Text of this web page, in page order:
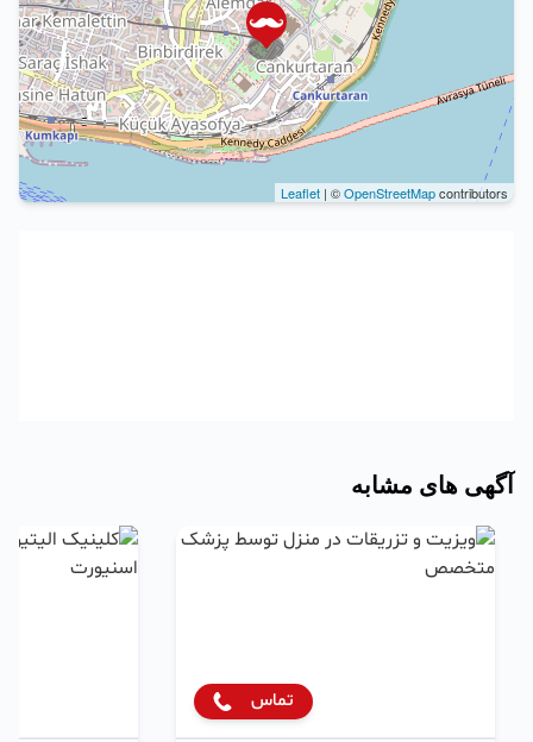
Leaflet | ©OpenStreetMapcontributors
آگهی های مشابه
تماس